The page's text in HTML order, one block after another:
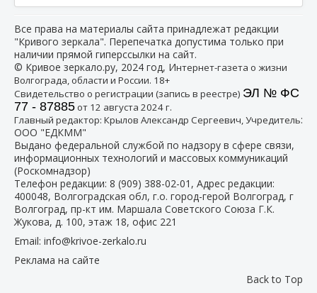
Все права на материалы сайта принадлежат редакции
"Кривого зеркала". Перепечатка допустима только при
наличии прямой гиперссылки на сайт.
© Кривое зеркало.ру, 2024 год, Интернет-газета о жизни
Волгограда, области и России. 18+
Свидетельство о регистрации (запись в реестре) ЭЛ № ФС
77 - 87885от 12 августа 2024 г.
Главный редактор: Крылов Александр Сергеевич, Учредитель:
ООО "ЕДКММ"
Выдано федеральной службой по надзору в сфере связи,
информационных технологий и массовых коммуникаций
(Роскомнадзор)
Телефон редакции: 8 (909) 388-02-01 , Адрес редакции:
400048, Волгоградская обл, г.о. город-герой Волгоград, г
Волгоград, пр-кт им. Маршала Советского Союза Г.К.
Жукова, д. 100, этаж 18, офис 221
Email: info@krivoe-zerkalo.ru
Реклама на сайте
Back to Top